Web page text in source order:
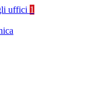
uffici 1